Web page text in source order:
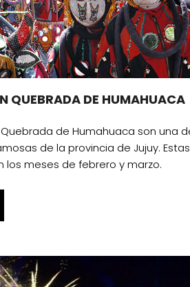
QUEBRADA DE HUMAHUACA
de Humahuaca son una
de la provincia de Jujuy. Estas
los meses de febrero y marzo.